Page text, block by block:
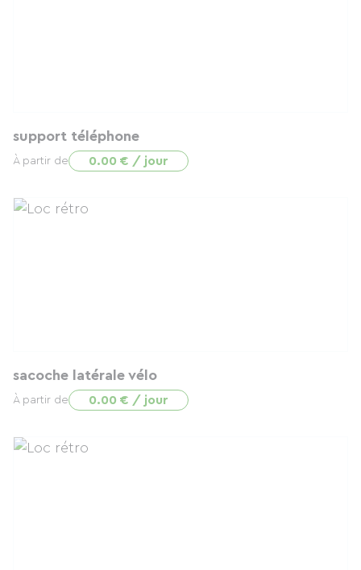
support téléphone
À partir de 0.00 € / jour
sacoche latérale vélo
À partir de 0.00 € / jour